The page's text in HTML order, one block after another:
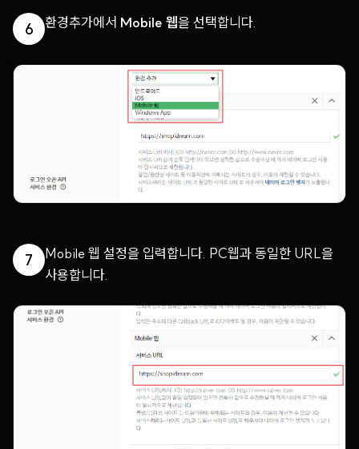
6 환경추가에서 Mobile 웹을 선택합니다.
7
Mobile 웹 설정을 입력합니다. PC웹과 동일한 URL을
사용합니다.